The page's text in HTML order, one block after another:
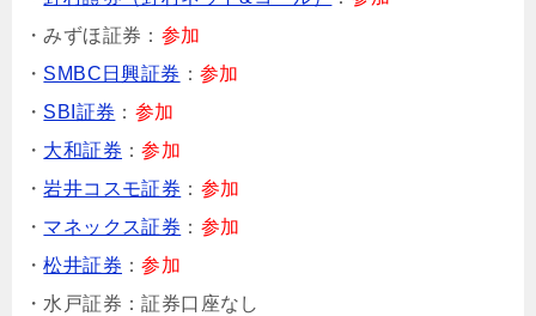
・みずほ証券： 参加
・ SMBC日興証券 ：参加
・ SBI証券 ： 参加
・ 大和証券 ：参加
・岩井コスモ証券 ： 参加
・ マネックス証券 ： 参加
・松井証券 ：参加
・水戸証券：証券口座なし